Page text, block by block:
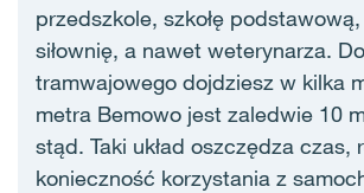
przedszkole, szkołę
siłownię, a nawet weterynarza.
tramwajowego dojdziesz w kilka
metra Bemowo jest zaledwie 10
stąd. Taki układ oszczędza czas,
konieczność korzystania z